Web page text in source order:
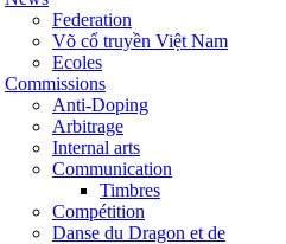
Federation
Võ cổ truyền Việt Nam
Ecoles
Commissions
Anti-Doping
Arbitrage
Internal arts
Communication
Timbres
Compétition
Danse du Dragon et de